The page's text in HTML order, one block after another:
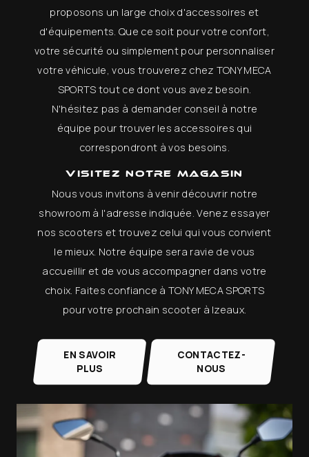
proposons un large choix d'accessoires et
d'équipements. Que ce soit pour votre confort,
votre sécurité ou simplement pour personnaliser
votre véhicule, vous trouverez chez TONY MECA
SPORTS tout ce dont vous avez besoin.
N'hésitez pas à demander conseil à notre
équipe pour trouver les accessoires qui
correspondront à vos besoins.
Visitez notre magasin
Nous vous invitons à venir découvrir notre
showroom à l'adresse indiquée. Venez essayer
nos scooters et trouvez celui qui vous convient
le mieux. Notre équipe sera ravie de vous
accueillir et de vous accompagner dans votre
choix. Faites confiance à TONY MECA SPORTS
pour votre prochain scooter à Izeaux.
EN SAVOIR
PLUS
CONTACTEZ-
NOUS